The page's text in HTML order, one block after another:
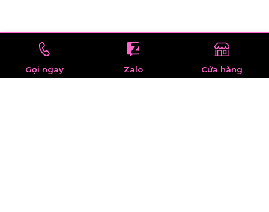
Gọi ngay Zalo Cửa hàng